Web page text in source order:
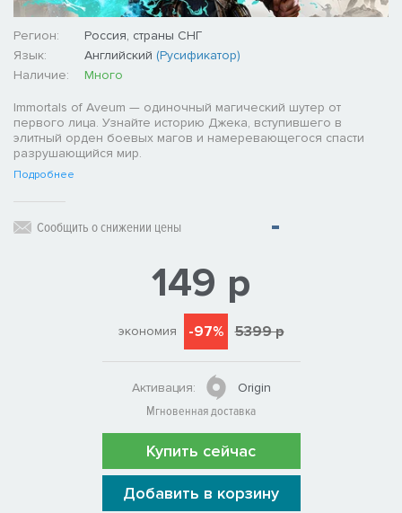
Регион:
Россия, страны СНГ
Язык:
Английский (Русификатор)
Наличие:
Много
Immortals of Aveum — одиночный магический шутер от
первого лица. Узнайте историю Джека, вступившего в
элитный орден боевых магов и намеревающегося спасти
разрушающийся мир.
Подробнее
Сообщить о снижении цены
149 р
экономия -97% 5399 р
Активация:
Origin
Мгновенная доставка
Купить сейчас
Добавить в корзину